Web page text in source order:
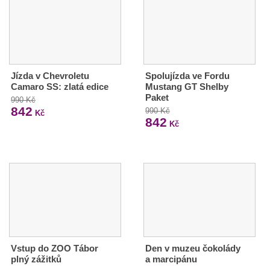
Jízda v Chevroletu
Camaro SS: zlatá edice
990 Kč
842 Kč
Spolujízda ve Fordu
Mustang GT Shelby
Paket
990 Kč
842 Kč
Vstup do ZOO Tábor
plný zážitků
Den v muzeu čokolády
a marcipánu